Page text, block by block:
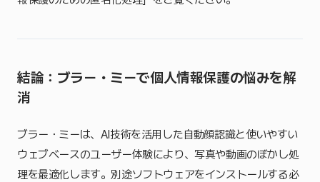
結論：ブラー・ミーで個人情報保護の悩みを解
消
ブラー・ミーは、AI技術を活用した自動顔認識と使いやすい
ウェブベースのユーザー体験により、写真や動画のぼかし処
理を最適化します。別途ソフトウェアをインストールする必